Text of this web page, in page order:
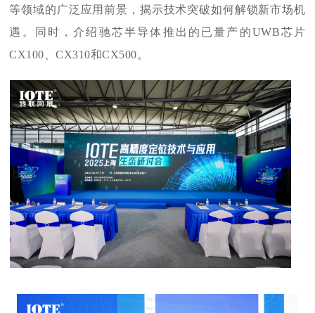
等领域的广泛应用前景，揭示技术突破如何解锁新市场机
遇。同时，介绍驰芯半导体推出的已量产的UWB芯片
CX100、CX310和CX500。